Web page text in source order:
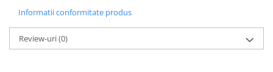
Informatii conformitate produs
Review-uri(0)